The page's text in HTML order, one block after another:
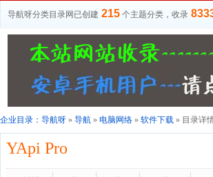
导航呀分类目录网已创建 215 个主题分类，收录
企业目录： 导航呀 » 导航 » 电脑网络 » 软件下载 » 目录详
YApi Pro